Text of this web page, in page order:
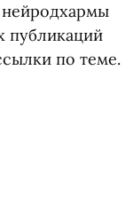
нейродхармы
публикаций
по теме.